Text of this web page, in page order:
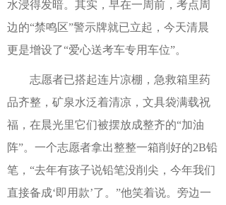
水浸得发暗。其实，早在一周前，考点周
边的“禁鸣区”警示牌就已立起，今天清晨
更是增设了“爱心送考车专用车位”。
志愿者已搭起连片凉棚，急救箱里药
品齐整，矿泉水泛着清凉，文具袋满载祝
福，在晨光里它们被摆放成整齐的“加油
阵”。一个志愿者拿出整整一箱削好的2B铅
笔，“去年有孩子说铅笔没削尖，今年我们
直接备成‘即用款’了。”他笑着说。旁边一